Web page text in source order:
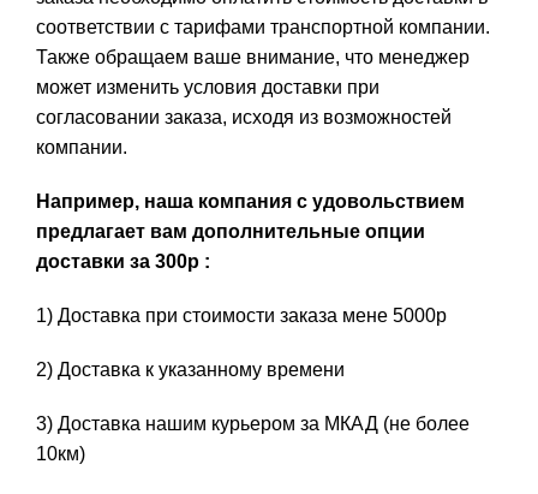
соответствии с тарифами транспортной компании.
Также обращаем ваше внимание, что менеджер
может изменить условия доставки при
согласовании заказа, исходя из возможностей
компании.
Например, наша компания с удовольствием
предлагает вам дополнительные опции
доставки за 300р :
1) Доставка при стоимости заказа мене 5000р
2) Доставка к указанному времени
3) Доставка нашим курьером за МКАД (не более
10км)